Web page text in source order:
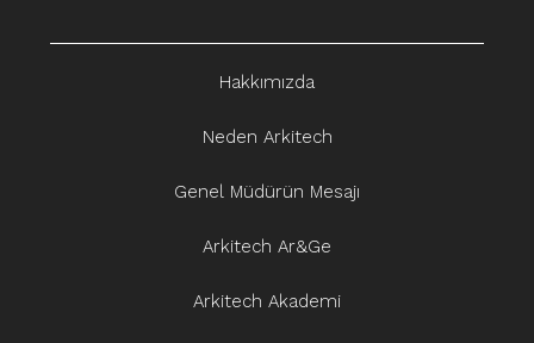
Hakkımızda
Neden Arkitech
Genel Müdürün Mesajı
Arkitech Ar&Ge
Arkitech Akademi